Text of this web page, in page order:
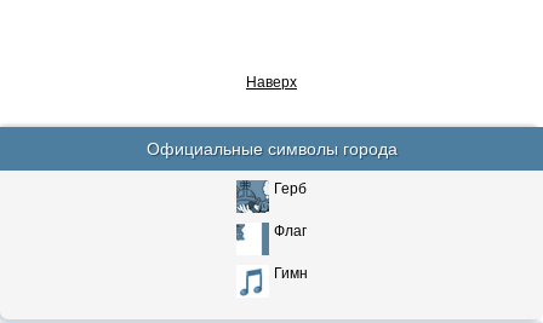
Наверх
Официальные символы города
Герб
Флаг
Гимн